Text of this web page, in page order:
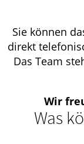
Sie können
direkt
Das Team
Wir
Was